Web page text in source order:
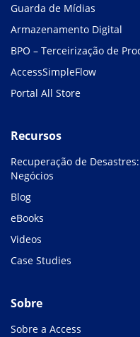
Guarda de Mídias
Armazenamento Digital
BPO – Terceirização de
AccessSimpleFlow
Portal All Store
Recursos
Recuperação de
Negócios
Blog
eBooks
Videos
Case Studies
Sobre
Sobre a Access